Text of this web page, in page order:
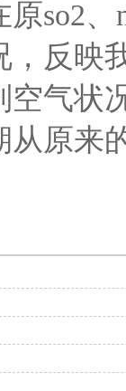
、
反映
空气状
原来